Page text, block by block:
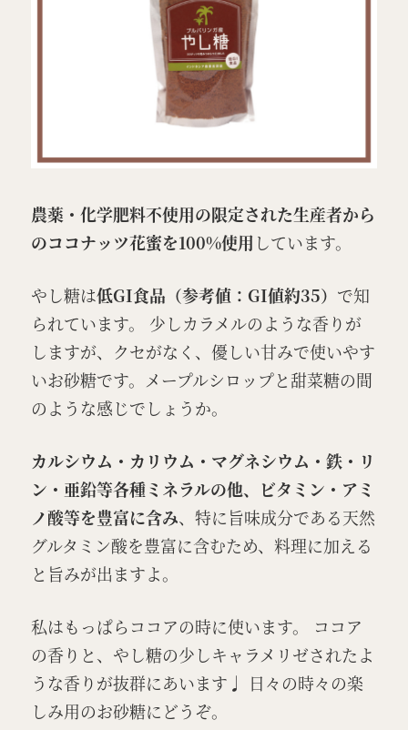
農薬・化学肥料不使用の限定された生産者から
のココナッツ花蜜を100%使用 しています。
やし糖は低GI食品（参考値：GI値約35） で知
られています。 少しカラメルのような香りが
しますが、クセがなく、優しい甘みで使いやす
いお砂糖です。メープルシロップと甜菜糖の間
のような感じでしょうか。
カルシウム・カリウム・マグネシウム・鉄・リ
ン・亜鉛等各種ミネラルの他、ビタミン・アミ
ノ酸等を豊富に含み、特に旨味成分である天然
グルタミン酸を豊富に含むため、料理に加える
と旨みが出ますよ。
私はもっぱらココアの時に使います。 ココア
の香りと、やし糖の少しキャラメリゼされたよ
うな香りが抜群にあいます♩ 日々の時々の楽
しみ用のお砂糖にどうぞ。